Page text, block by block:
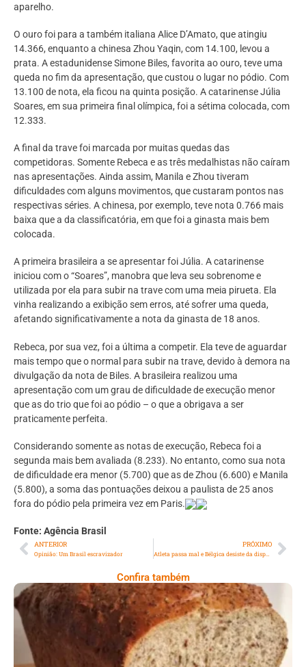
aparelho.
O ouro foi para a também italiana Alice D’Amato, que atingiu
14.366, enquanto a chinesa Zhou Yaqin, com 14.100, levou a
prata. A estadunidense Simone Biles, favorita ao ouro, teve uma
queda no fim da apresentação, que custou o lugar no pódio. Com
13.100 de nota, ela ficou na quinta posição. A catarinense Júlia
Soares, em sua primeira final olímpica, foi a sétima colocada, com
12.333.
A final da trave foi marcada por muitas quedas das
competidoras. Somente Rebeca e as três medalhistas não caíram
nas apresentações. Ainda assim, Manila e Zhou tiveram
dificuldades com alguns movimentos, que custaram pontos nas
respectivas séries. A chinesa, por exemplo, teve nota 0.766 mais
baixa que a da classificatória, em que foi a ginasta mais bem
colocada.
A primeira brasileira a se apresentar foi Júlia. A catarinense
iniciou com o “Soares”, manobra que leva seu sobrenome e
utilizada por ela para subir na trave com uma meia pirueta. Ela
vinha realizando a exibição sem erros, até sofrer uma queda,
afetando significativamente a nota da ginasta de 18 anos.
Rebeca, por sua vez, foi a última a competir. Ela teve de aguardar
mais tempo que o normal para subir na trave, devido à demora na
divulgação da nota de Biles. A brasileira realizou uma
apresentação com um grau de dificuldade de execução menor
que as do trio que foi ao pódio – o que a obrigava a ser
praticamente perfeita.
Considerando somente as notas de execução, Rebeca foi a
segunda mais bem avaliada (8.233). No entanto, como sua nota
de dificuldade era menor (5.700) que as de Zhou (6.600) e Manila
(5.800), a soma das pontuações deixou a paulista de 25 anos
fora do pódio pela primeira vez em Paris.
Fonte: Agência Brasil
ANTERIOR
Opinião: Um Brasil escravizador
PRÓXIMO
Atleta passa mal e Bélgica desiste da disputa do triatlo misto
Confira também
Comer Bem: Pão Low Carb